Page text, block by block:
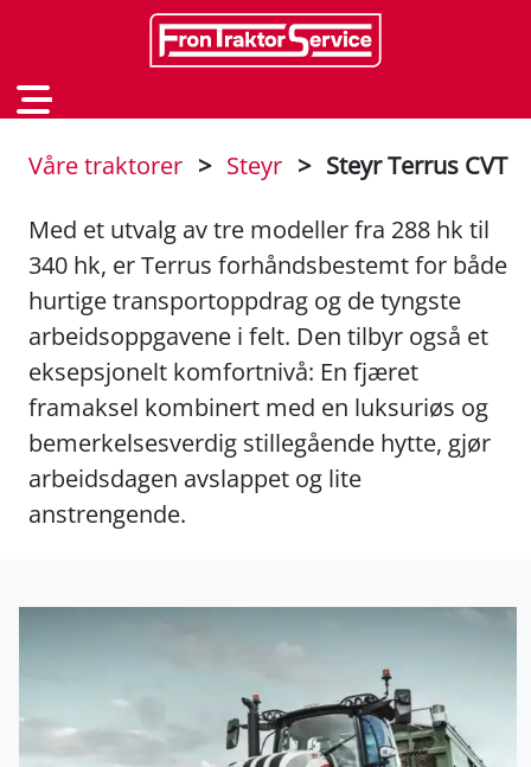
Våre traktorer > Steyr > Steyr Terrus CVT
Med et utvalg av tre modeller fra 288 hk til
340 hk, er Terrus forhåndsbestemt for både
hurtige transportoppdrag og de tyngste
arbeidsoppgavene i felt. Den tilbyr også et
eksepsjonelt komfortnivå: En fjæret
framaksel kombinert med en luksuriøs og
bemerkelsesverdig stillegående hytte, gjør
arbeidsdagen avslappet og lite
anstrengende.